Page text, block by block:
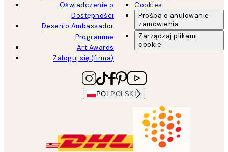
Oświadczenie o
Dostępności
Desenio Ambassador
Programme
Art Awards
Zaloguj się (firma)
Cookies
Prośba o anulowanie
zamówienia
Zarządzaj plikami
cookie
POL POLSKI